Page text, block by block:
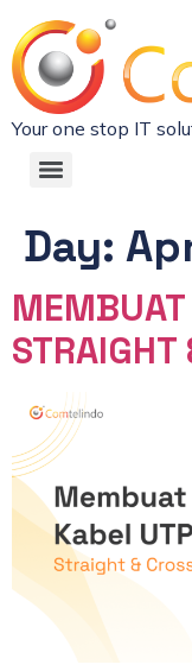
Your one stop IT
Day:
STRAIGHT